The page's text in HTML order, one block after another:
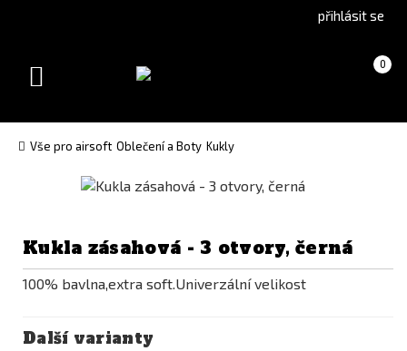
version(Slovak)
přihlásit se
Košík 0
(prázdný)
Toggle
Vše pro airsoft Oblečení a Boty Kukly
Kukla zásahová - 3 otvory, černá
100% bavlna,extra soft.Univerzální velikost
Další varianty